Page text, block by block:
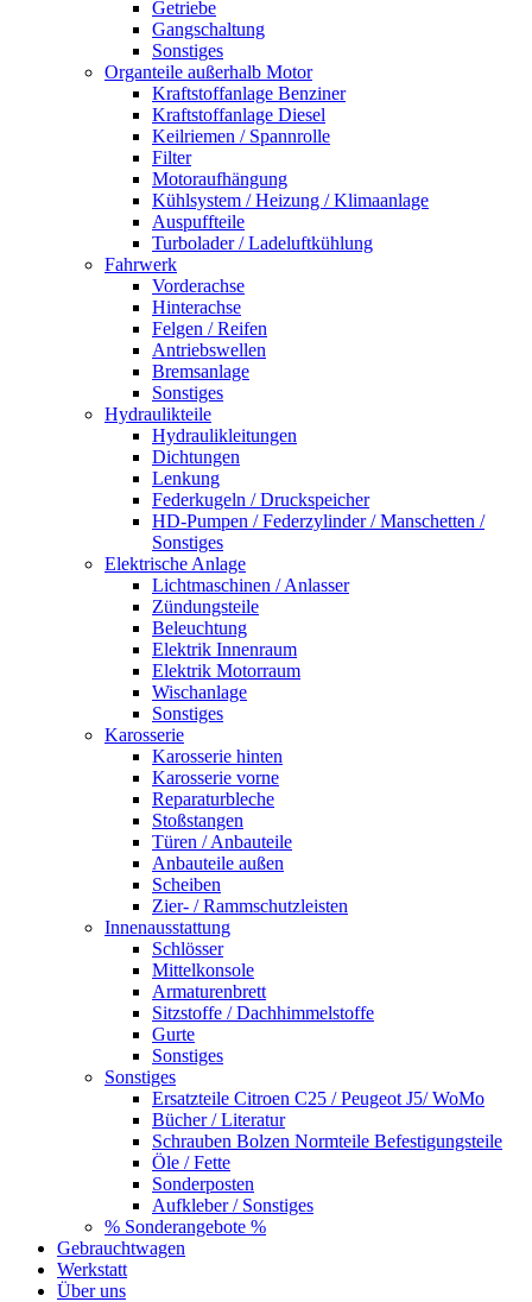
Getriebe
Gangschaltung
Sonstiges
Organteile außerhalb Motor
Kraftstoffanlage Benziner
Kraftstoffanlage Diesel
Keilriemen / Spannrolle
Filter
Motoraufhängung
Kühlsystem / Heizung / Klimaanlage
Auspuffteile
Turbolader / Ladeluftkühlung
Fahrwerk
Vorderachse
Hinterachse
Felgen / Reifen
Antriebswellen
Bremsanlage
Sonstiges
Hydraulikteile
Hydraulikleitungen
Dichtungen
Lenkung
Federkugeln / Druckspeicher
HD-Pumpen / Federzylinder / Manschetten /
Sonstiges
Elektrische Anlage
Lichtmaschinen / Anlasser
Zündungsteile
Beleuchtung
Elektrik Innenraum
Elektrik Motorraum
Wischanlage
Sonstiges
Karosserie
Karosserie hinten
Karosserie vorne
Reparaturbleche
Stoßstangen
Türen / Anbauteile
Anbauteile außen
Scheiben
Zier- / Rammschutzleisten
Innenausstattung
Schlösser
Mittelkonsole
Armaturenbrett
Sitzstoffe / Dachhimmelstoffe
Gurte
Sonstiges
Sonstiges
Ersatzteile Citroen C25 / Peugeot J5/ WoMo
Bücher / Literatur
Schrauben Bolzen Normteile Befestigungsteile
Öle / Fette
Sonderposten
Aufkleber / Sonstiges
% Sonderangebote %
Gebrauchtwagen
Werkstatt
Über uns